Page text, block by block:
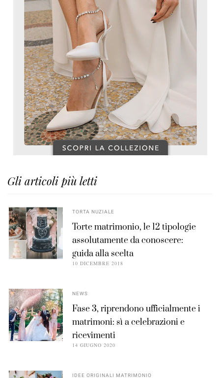
Gli articoli più letti
TORTA NUZIALE
Torte matrimonio, le 12 tipologie
assolutamente da conoscere:
guida alla scelta
10 DICEMBRE 2018
NEWS
Fase 3, riprendono ufficialmente i
matrimoni: sì a celebrazioni e
ricevimenti
14 GIUGNO 2020
IDEE ORIGINALI MATRIMONIO